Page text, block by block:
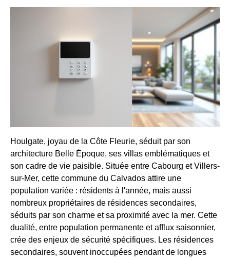
Houlgate, joyau de la Côte Fleurie, séduit par son
architecture Belle Époque, ses villas emblématiques et
son cadre de vie paisible. Située entre Cabourg et Villers-
sur-Mer, cette commune du Calvados attire une
population variée : résidents à l'année, mais aussi
nombreux propriétaires de résidences secondaires,
séduits par son charme et sa proximité avec la mer. Cette
dualité, entre population permanente et afflux saisonnier,
crée des enjeux de sécurité spécifiques. Les résidences
secondaires, souvent inoccupées pendant de longues